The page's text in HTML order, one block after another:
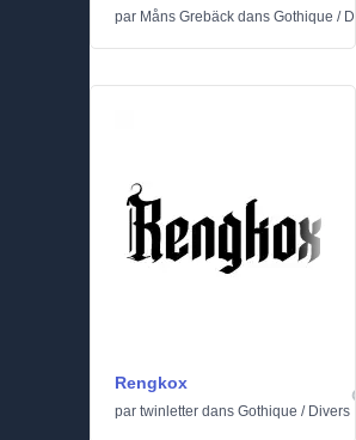
par Måns Grebäck dans Gothique /
Rengkox
par twinletter dans Gothique / Divers